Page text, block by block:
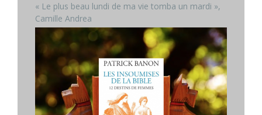
« Le plus beau lundi de ma vie tomba un mardi »,
Camille Andrea